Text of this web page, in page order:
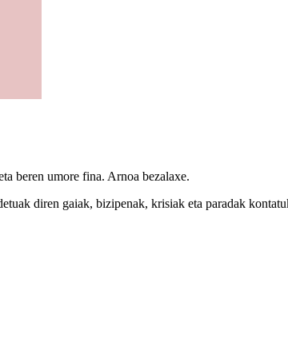
beren umore fina. Arnoa bezalaxe.
diren gaiak, bizipenak, krisiak eta paradak